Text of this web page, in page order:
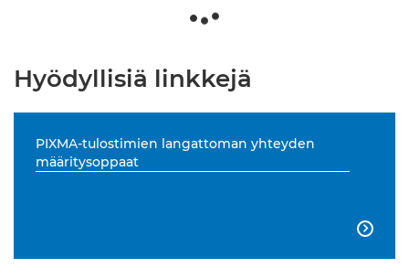
Hyödyllisiä linkkejä
PIXMA-tulostimien langattoman yhteyden
määritysoppaat
